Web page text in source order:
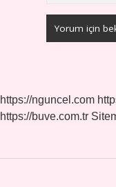
https://nguncel.com
https://buve.com.tr